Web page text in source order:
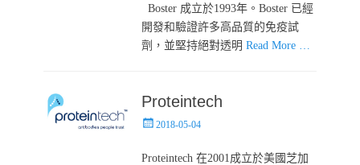
Boster 成立於1993年。Boster 已經
開發和驗證許多高品質的免疫試
劑，並堅持絕對透明Read More …
Proteintech
Posted2018-05-04
Proteintech 在2001成立於美國芝加